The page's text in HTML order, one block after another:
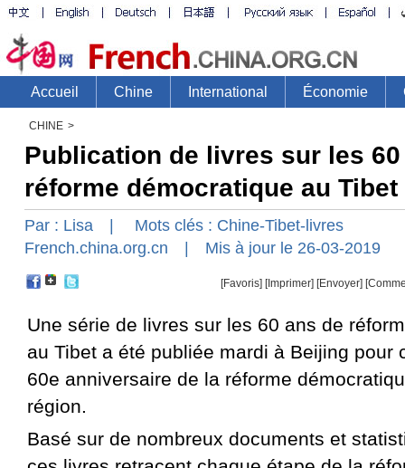
CHINE >
Publication de livres sur les
réforme démocratique au Tibet
Par : Lisa | Mots clés : Chine-Tibet-livres
French.china.org.cn | Mis à jour le 26-03-2019
[Favoris] [Imprimer] [Envoyer]
Une série de livres sur les 60 ans de
au Tibet a été publiée mardi à Beijing pour
60e anniversaire de la réforme
région.
Basé sur de nombreux documents et